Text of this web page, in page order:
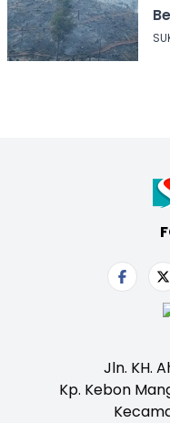
Jln. KH.
Kp. Kebon